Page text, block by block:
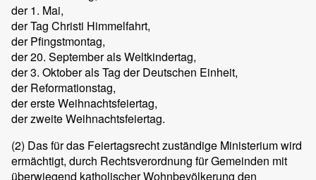
der 1. Mai,
der Tag Christi Himmelfahrt,
der Pfingstmontag,
der 20. September als Weltkindertag,
der 3. Oktober als Tag der Deutschen Einheit,
der Reformationstag,
der erste Weihnachtsfeiertag,
der zweite Weihnachtsfeiertag.
(2) Das für das Feiertagsrecht zuständige Ministerium wird
ermächtigt, durch Rechtsverordnung für Gemeinden mit
überwiegend katholischer Wohnbevölkerung den